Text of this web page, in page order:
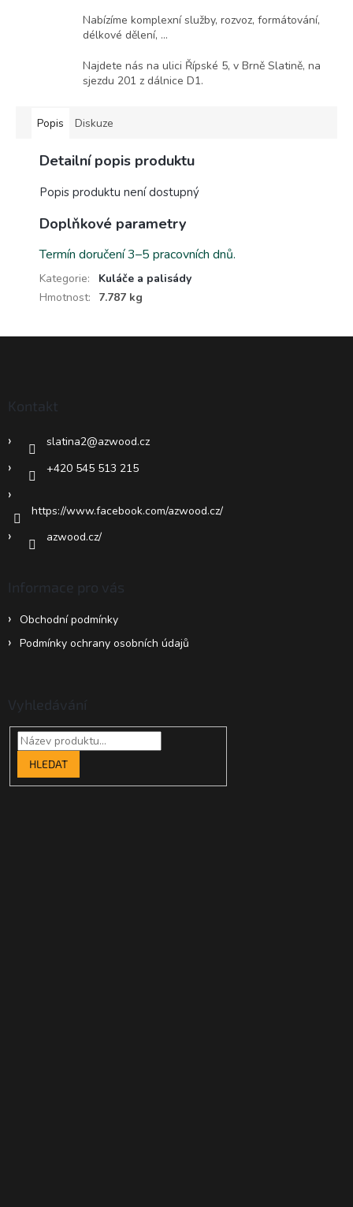
Nabízíme komplexní služby, rozvoz, formátování,
délkové dělení, ...
Najdete nás na ulici Řípské 5, v Brně Slatině, na
sjezdu 201 z dálnice D1.
Popis Diskuze
Detailní popis produktu
Popis produktu není dostupný
Doplňkové parametry
Termín doručení 3–5 pracovních dnů.
Kategorie:
Kuláče a palisády
Hmotnost: 7.787 kg
Kontakt
slatina2@azwood.cz
+420 545 513 215
https://www.facebook.com/azwood.cz/
azwood.cz/
Informace pro vás
Obchodní podmínky
Podmínky ochrany osobních údajů
Vyhledávání
HLEDAT